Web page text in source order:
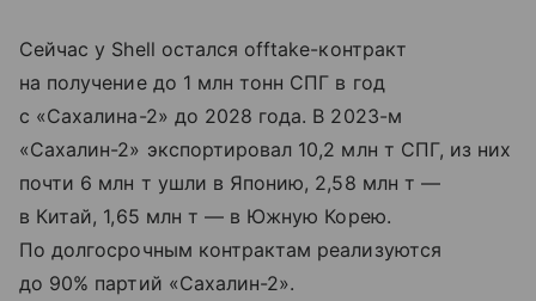
Сейчас у Shell остался offtake-контракт
на получение до 1 млн тонн СПГ в год
с «Сахалина-2» до 2028 года. В 2023-м
«Сахалин-2» экспортировал 10,2 млн т СПГ, из них
почти 6 млн т ушли в Японию, 2,58 млн т —
в Китай, 1,65 млн т — в Южную Корею.
По долгосрочным контрактам реализуются
до 90% партий «Сахалин-2».